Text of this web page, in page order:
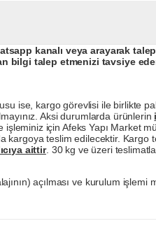
kanalı veya arayarak
bilgi talep etmenizi tavsiye
ise, kargo görevlisi ile birlikte
Aksi durumlarda ürünlerin
işleminiz için Afeks Yapı Market
kargoya teslim edilecektir.
aittir. 30 kg ve üzeri
açılması ve kurulum işlemi